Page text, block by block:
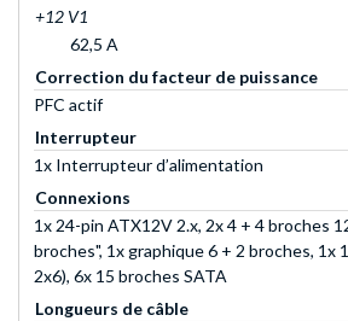
+12 V1
62,5 A
Correction du facteur de puissance
PFC actif
Interrupteur
1x Interrupteur d’alimentation
Connexions
1x 24-pin ATX12V 2.x, 2x 4 + 4 broches
broches", 1x graphique 6 + 2 broches, 1x
2x6), 6x 15 broches SATA
Longueurs de câble